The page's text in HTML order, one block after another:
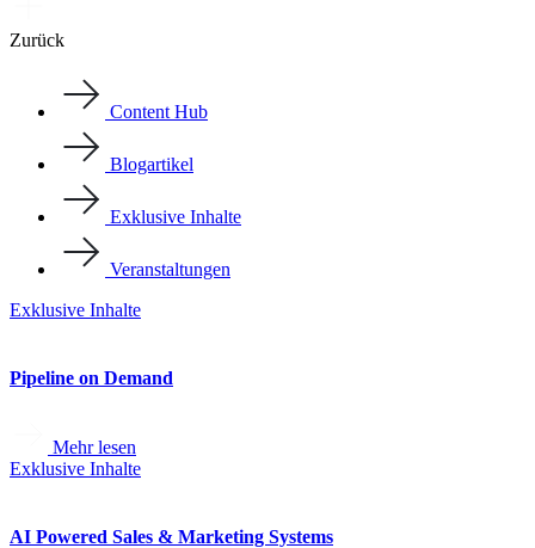
Zurück
Content Hub
Blogartikel
Exklusive Inhalte
Veranstaltungen
Exklusive Inhalte
Pipeline on Demand
Mehr lesen
Exklusive Inhalte
AI Powered Sales & Marketing Systems